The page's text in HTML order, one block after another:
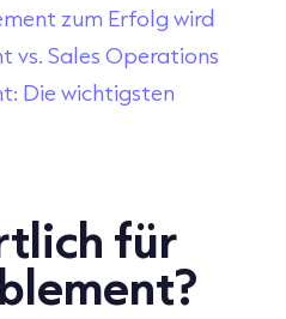
zum Erfolg wird
vs. Sales Operations
Die wichtigsten
für